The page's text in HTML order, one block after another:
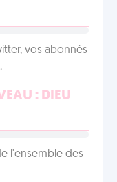
vos abonnés
: DIEU
l'ensemble des